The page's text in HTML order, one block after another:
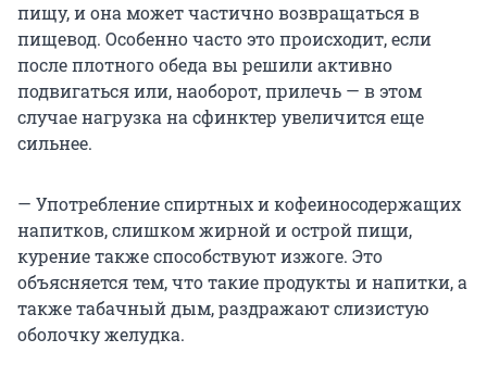
пищу, и она может частично возвращаться в
пищевод. Особенно часто это происходит, если
после плотного обеда вы решили активно
подвигаться или, наоборот, прилечь — в этом
случае нагрузка на сфинктер увеличится еще
сильнее.
— Употребление спиртных и кофеиносодержащих
напитков, слишком жирной и острой пищи,
курение также способствуют изжоге. Это
объясняется тем, что такие продукты и напитки, а
также табачный дым, раздражают слизистую
оболочку желудка.